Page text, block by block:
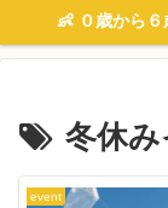
👶 ０歳から６
冬休み
event